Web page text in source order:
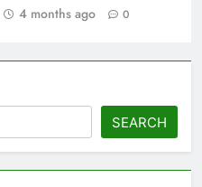
4 months ago 0
SEARCH